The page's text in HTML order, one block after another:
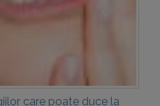
care poate duce la